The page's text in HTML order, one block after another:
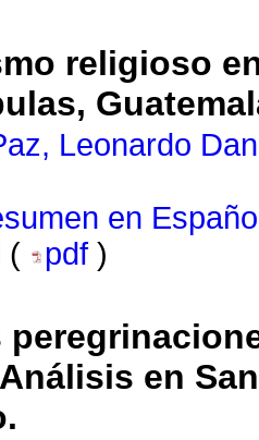
religioso
Leonardo
en
(
pdf )
en